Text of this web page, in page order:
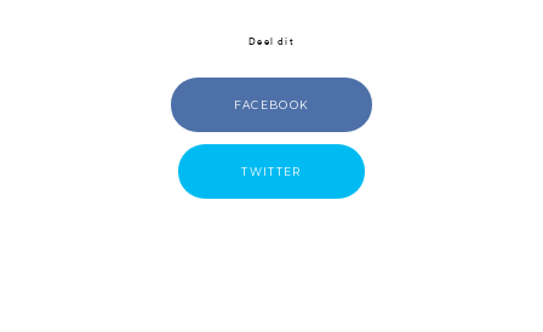
Deel dit
FACEBOOK
TWITTER